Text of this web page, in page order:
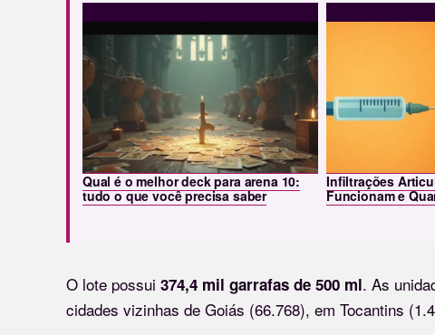
Qual é o melhor deck para arena 10:
tudo o que você precisa saber
Infiltrações
Funcionam e
O lote possui 374,4 mil garrafas de 500 ml. As
cidades vizinhas de Goiás (66.768), em Tocantins